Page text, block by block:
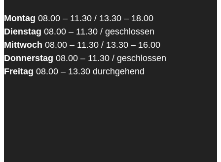
Montag 08.00 – 11.30 / 13.30 – 18.00
Dienstag 08.00 – 11.30 / geschlossen
Mittwoch 08.00 – 11.30 / 13.30 – 16.00
Donnerstag 08.00 – 11.30 / geschlossen
Freitag 08.00 – 13.30 durchgehend